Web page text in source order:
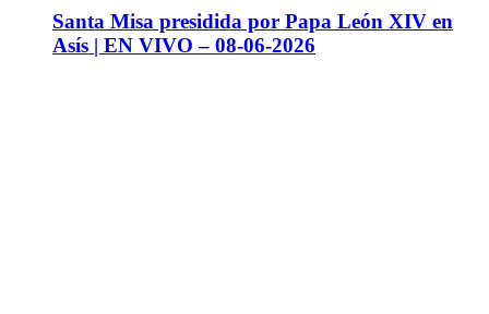
Santa Misa presidida por Papa León XIV en
Asís | EN VIVO – 08-06-2026